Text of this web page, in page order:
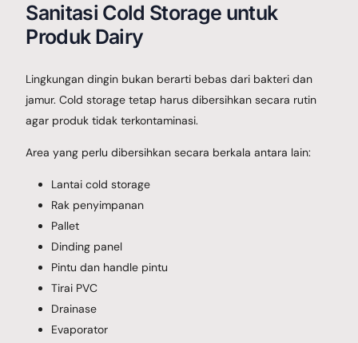
Sanitasi Cold Storage untuk
Produk Dairy
Lingkungan dingin bukan berarti bebas dari bakteri dan
jamur. Cold storage tetap harus dibersihkan secara rutin
agar produk tidak terkontaminasi.
Area yang perlu dibersihkan secara berkala antara lain:
Lantai cold storage
Rak penyimpanan
Pallet
Dinding panel
Pintu dan handle pintu
Tirai PVC
Drainase
Evaporator